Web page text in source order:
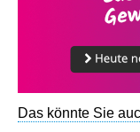
Das könnte Sie